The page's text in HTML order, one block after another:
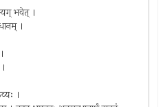
भवेत् ।
।
।